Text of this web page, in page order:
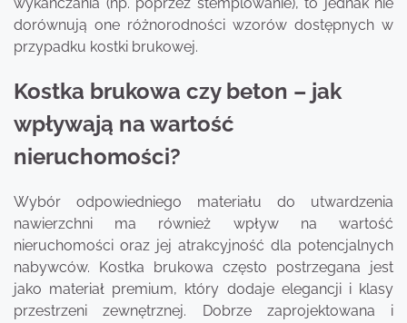
dorównują one różnorodności wzorów dostępnych w
przypadku kostki brukowej.
Kostka brukowa czy beton – jak
wpływają na wartość
nieruchomości?
Wybór odpowiedniego materiału do utwardzenia
nawierzchni ma również wpływ na wartość
nieruchomości oraz jej atrakcyjność dla potencjalnych
nabywców. Kostka brukowa często postrzegana jest
jako materiał premium, który dodaje elegancji i klasy
przestrzeni zewnętrznej. Dobrze zaprojektowana i